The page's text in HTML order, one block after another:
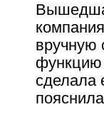
вручную
функцию
сделала